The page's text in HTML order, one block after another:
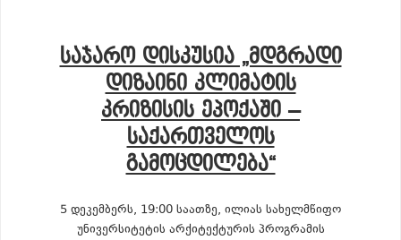
ᲡᲐᲯᲐᲠᲝ ᲓᲘᲡᲙᲣᲡᲘᲐ „ᲛᲓᲒᲠᲐᲓᲘ
ᲓᲘᲖᲐᲘᲜᲘ ᲙᲚᲘᲛᲐᲢᲘᲡ
ᲙᲠᲘᲖᲘᲡᲘᲡ ᲔᲞᲝᲥᲐᲨᲘ –
ᲡᲐᲥᲐᲠᲗᲕᲔᲚᲝᲡ
ᲒᲐᲛᲝᲪᲓᲘᲚᲔᲑᲐ“
5 დეკემბერს, 19:00 საათზე, ილიას სახელმწიფო
უნივერსიტეტის არქიტექტურის პროგრამის